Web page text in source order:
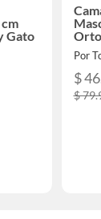
Gato
Por
$
$